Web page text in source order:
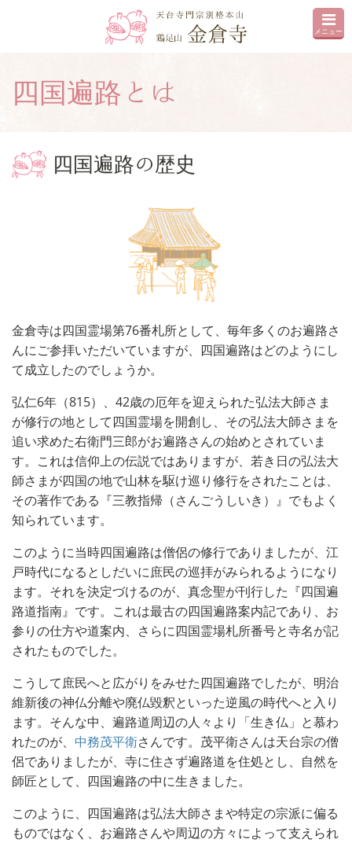
メニュー
四国遍路とは
四国遍路の歴史
金倉寺は四国霊場第76番札所として、毎年多くのお遍路さ
んにご参拝いただいていますが、四国遍路はどのようにし
て成立したのでしょうか。
弘仁6年（815）、42歳の厄年を迎えられた弘法大師さま
が修行の地として四国霊場を開創し、その弘法大師さまを
追い求めた右衛門三郎がお遍路さんの始めとされていま
す。これは信仰上の伝説ではありますが、若き日の弘法大
師さまが四国の地で山林を駆け巡り修行をされたことは、
その著作である『三教指帰（さんごうしいき）』でもよく
知られています。
このように当時四国遍路は僧侶の修行でありましたが、江
戸時代になるとしだいに庶民の巡拝がみられるようになり
ます。それを決定づけるのが、真念聖が刊行した『四国遍
路道指南』です。これは最古の四国遍路案内記であり、お
参りの仕方や道案内、さらに四国霊場札所番号と寺名が記
されたものでした。
こうして庶民へと広がりをみせた四国遍路でしたが、明治
維新後の神仏分離や廃仏毀釈といった逆風の時代へと入り
ます。そんな中、遍路道周辺の人々より「生き仏」と慕わ
れたのが、 中務茂平衛さんです。茂平衛さんは天台宗の僧
侶でありましたが、寺に住さず遍路道を住処とし、自然を
師匠として、四国遍路の中に生きました。
このように、四国遍路は弘法大師さまや特定の宗派に偏る
ものではなく、お遍路さんや周辺の方々によって支えられ